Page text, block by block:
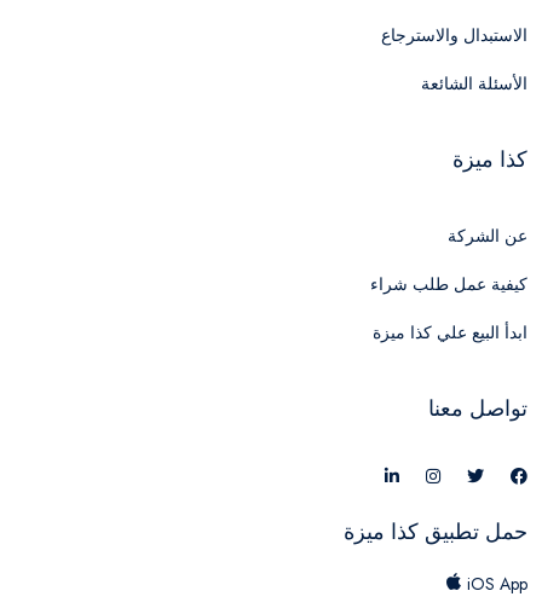
الاستبدال والاسترجاع
الأسئلة الشائعة
كذا ميزة
عن الشركة
كيفية عمل طلب شراء
ابدأ البيع علي كذا ميزة
تواصل معنا
حمل تطبيق كذا ميزة
iOS App